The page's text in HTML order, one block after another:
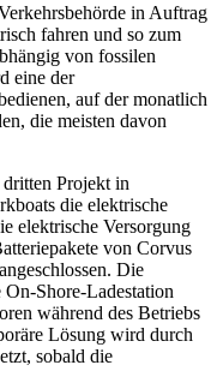
in Auftrag
fahren und so zum
von fossilen
eine der
auf der monatlich
die meisten davon
Projekt in
die elektrische
elektrische Versorgung
von Corvus
Die
Shore-Ladestation
während des Betriebs
Lösung wird durch
sobald die